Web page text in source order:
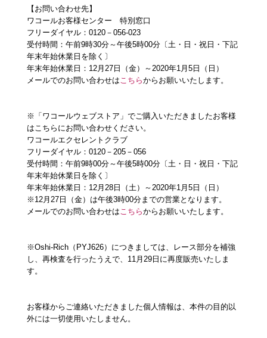
【お問い合わせ先】
ワコールお客様センター 特別窓口
フリーダイヤル：0120－056-023
受付時間：午前9時30分～午後5時00分〔土・日・祝日・下記
年末年始休業日を除く〕
年末年始休業日：12月27日（金）～2020年1月5日（日）
メールでのお問い合わせは こちらからお願いいたします。
※「ワコールウェブストア」でご購入いただきましたお客様
はこちらにお問い合わせください。
ワコールエクセレントクラブ
フリーダイヤル：0120－205－056
受付時間：午前9時00分～午後5時00分〔土・日・祝日・下記
年末年始休業日を除く〕
年末年始休業日：12月28日（土）～2020年1月5日（日）
※12月27日（金）は午後3時00分までの営業となります。
メールでのお問い合わせは こちらからお願いいたします。
※Oshi-Rich（PYJ626）につきましては、レース部分を補強
し、再検査を行ったうえで、11月29日に再度販売いたしま
す。
お客様からご連絡いただきました個人情報は、本件の目的以
外には一切使用いたしません。